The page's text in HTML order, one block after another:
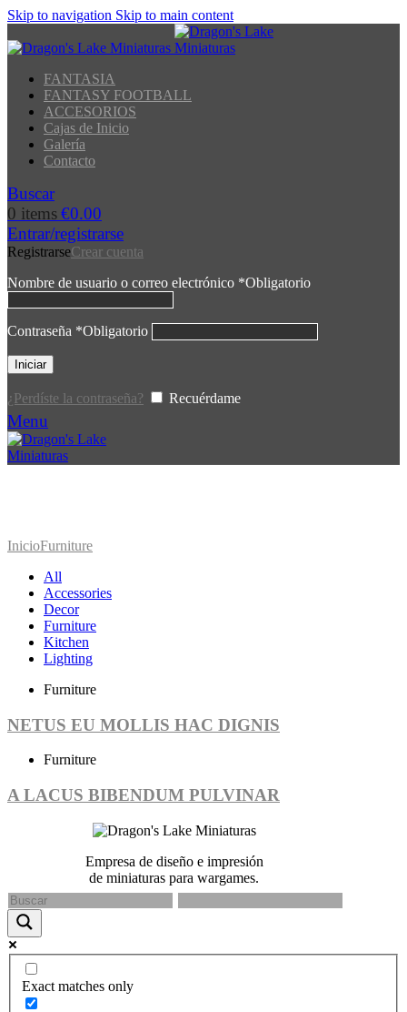
Skip to navigation Skip to main content
FANTASIA
FANTASY FOOTBALL
ACCESORIOS
Cajas de Inicio
Galería
Contacto
Buscar
0 items€0.00
Entrar/registrarse
RegistrarseCrear cuenta
Nombre de usuario o correo electrónico *Obligatorio
Contraseña *Obligatorio
Iniciar
¿Perdíste la contraseña? Recuérdame
Menu
InicioFurniture
All
Accessories
Decor
Furniture
Kitchen
Lighting
Furniture
NETUS EU MOLLIS HAC DIGNIS
Furniture
A LACUS BIBENDUM PULVINAR
Empresa de diseño e impresión
de miniaturas para wargames.
Exact matches only